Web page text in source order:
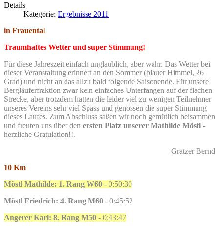
Details
Kategorie: Ergebnisse 2011
in Frauental
Traumhaftes Wetter und super Stimmung!
Für diese Jahreszeit einfach unglaublich, aber wahr. Das Wetter bei
dieser Veranstaltung erinnert an den Sommer (blauer Himmel, 26
Grad) und nicht an das allzu bald folgende Saisonende. Für unsere
Bergläuferfraktion zwar kein einfaches Unterfangen auf der flachen
Strecke, aber trotzdem hatten die leider viel zu wenigen Teilnehmer
unseres Vereins sehr viel Spass und genossen die super Stimmung
dieses Laufes. Zum Abschluss saßen wir noch gemütlich beisammen
und freuten uns über den ersten Platz unserer Mathilde Möstl -
herzliche Gratulation!!.
Gratzer Bernd
10 Km
Möstl Mathilde: 1. Rang W60 - 0:50:30
Möstl Friedrich: 4. Rang M60 - 0:45:52
Angerer Karl: 8. Rang M50 - 0:43:47